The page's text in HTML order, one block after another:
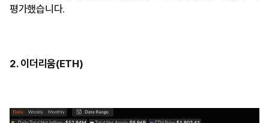
평가했습니다.
2. 이더리움(ETH)